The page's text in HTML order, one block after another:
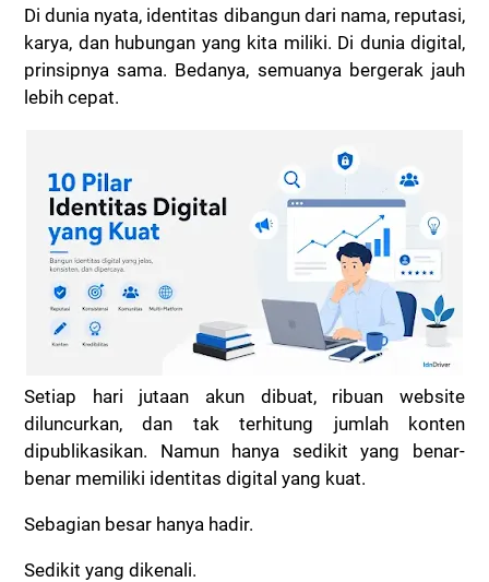
Di dunia nyata, identitas dibangun dari nama, reputasi,
karya, dan hubungan yang kita miliki. Di dunia digital,
prinsipnya sama. Bedanya, semuanya bergerak jauh
lebih cepat.
Setiap hari jutaan akun dibuat, ribuan website
diluncurkan, dan tak terhitung jumlah konten
dipublikasikan. Namun hanya sedikit yang benar-
benar memiliki identitas digital yang kuat.
Sebagian besar hanya hadir.
Sedikit yang dikenali.